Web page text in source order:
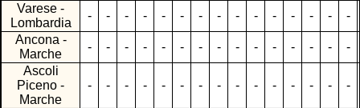
Varese -
Lombardia
- - - - - - - - - - - - - -
-
Ancona -
Marche
- - - - - - - - - - - - - -
-
Ascoli
Piceno -
Marche
- - - - - - - - - - - - - - -